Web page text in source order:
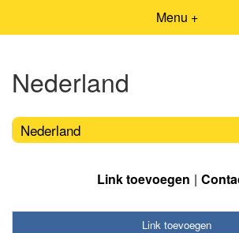
Menu +
Nederland
Nederland
Link toevoegen
Link toevoegen